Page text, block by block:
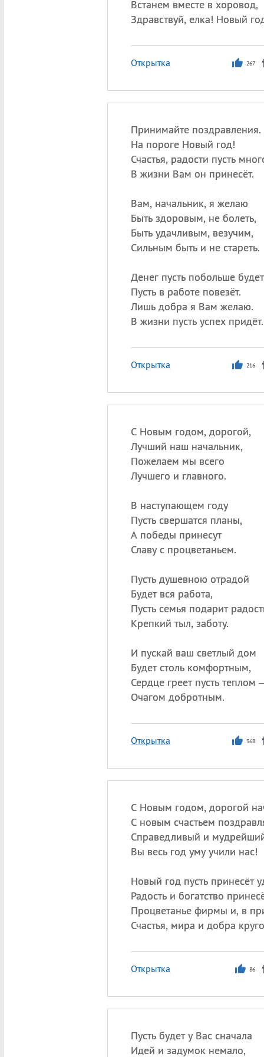
Встанем вместе в хоровод,
Здравствуй, елка! Новый
Открытка 267
Принимайте поздравления.
На пороге Новый год!
Счастья, радости пусть
В жизни Вам он принесёт.
Вам, начальник, я желаю
Быть здоровым, не болеть,
Быть удачливым, везучим,
Сильным быть и не стареть.
Денег пусть побольше
Пусть в работе повезёт.
Лишь добра я Вам желаю.
В жизни пусть успех придёт.
Открытка 216
С Новым годом, дорогой,
Лучший наш начальник,
Пожелаем мы всего
Лучшего и главного.
В наступающем году
Пусть свершатся планы,
А победы принесут
Славу с процветаньем.
Пусть душевною отрадой
Будет вся работа,
Пусть семья подарит
Крепкий тыл, заботу.
И пускай ваш светлый дом
Будет столь комфортным,
Сердце греет пусть теплом
Очагом добротным.
Открытка 368
С Новым годом, дорогой
С новым счастьем
Справедливый и
Вы весь год уму учили нас!
Новый год пусть принесёт
Радость и богатство
Процветанье фирмы и, в
Счастья, мира и добра
Открытка 86
Пусть будет у Вас сначала
Идей и задумок немало,